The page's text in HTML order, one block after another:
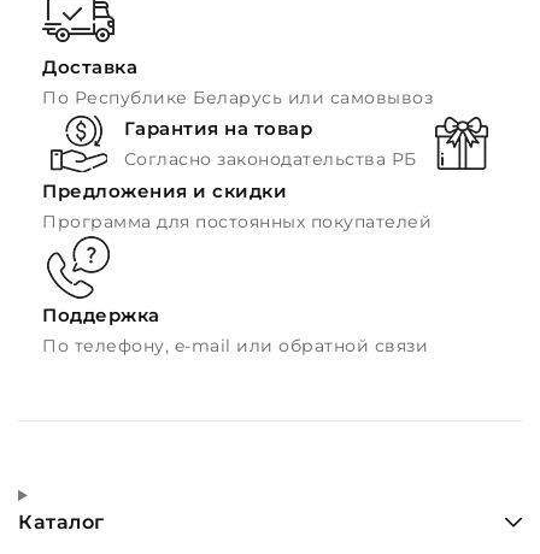
Доставка
По Республике Беларусь или самовывоз
Гарантия на товар
Согласно законодательства РБ
Предложения и скидки
Программа для постоянных покупателей
Поддержка
По телефону, e-mail или обратной связи
Каталог